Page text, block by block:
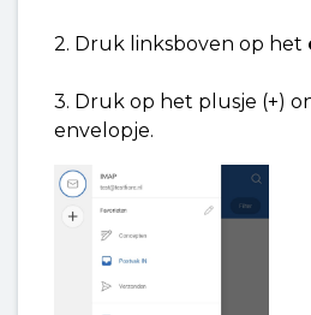
2. Druk linksboven op het
3. Druk op het plusje (+)
envelopje.